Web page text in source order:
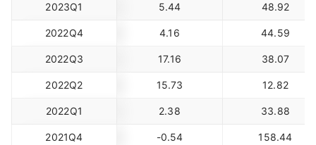
2023Q1 5.44 48.92
2022Q4 4.16 44.59
2022Q3 17.16 38.07
2022Q2 15.73 12.82
2022Q1 2.38 33.88
2021Q4 -0.54 158.44